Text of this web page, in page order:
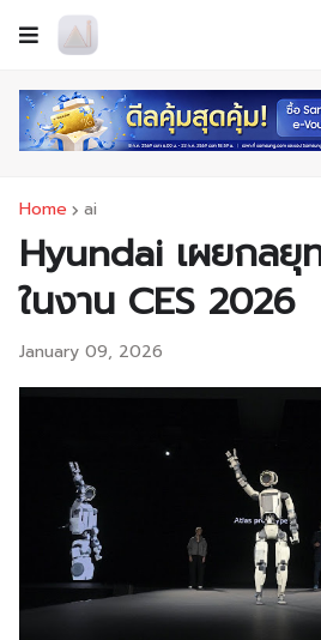
Home ai
Hyundai เผยกล
ในงาน CES 2026
January 09, 2026